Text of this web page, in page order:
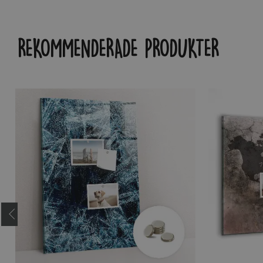
REKOMMENDERADE PRODUKTER